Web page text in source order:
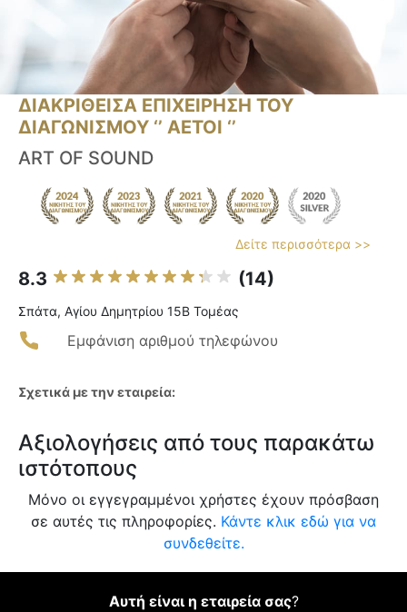
ΔΙΑΚΡΙΘΕΙΣΑ ΕΠΙΧΕΙΡΗΣΗ ΤΟΥ
ΔΙΑΓΩΝΙΣΜΟΥ ‘’ ΑΕΤΟΙ ‘’
ART OF SOUND
Δείτε περισσότερα >>
8.3 (14)
Σπάτα, Αγίου Δημητρίου 15Β Τομέας
Εμφάνιση αριθμού τηλεφώνου
Σχετικά με την εταιρεία:
Αξιολογήσεις από τους παρακάτω
ιστότοπους
Μόνο οι εγγεγραμμένοι χρήστες έχουν πρόσβαση
σε αυτές τις πληροφορίες. Κάντε κλικ εδώ για να
συνδεθείτε.
Αυτή είναι η εταιρεία σας?